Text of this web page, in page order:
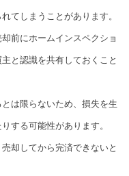
てしまうことがあります。
前にホームインスペクショ
と認識を共有しておくこと
は限らないため、損失を生
する可能性があります。
却してから完済できないと